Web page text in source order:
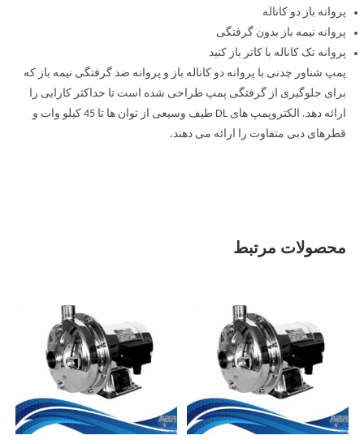
پروانه باز دو کاناله
پروانه نیمه باز بدون گرفتگی
پروانه تک کاناله با کاتر باز کنید
پمپ شناور چدنی با پروانه دو کاناله باز و پروانه ضد گرفتگی نیمه باز که
برای جلوگیری از گرفتگی پمپ طراحی شده است تا حداکثر کارایی را
ارائه دهد. الکتروپمپ های DL طیف وسیعی از توان ها تا 45 کیلو وات و
قطرهای دبی متفاوت را ارائه می دهند.
محصولات مرتبط